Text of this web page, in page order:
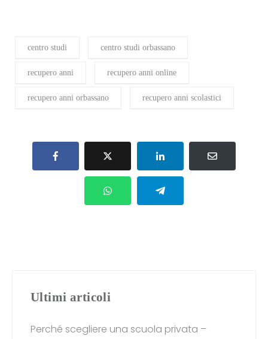
centro studi centro studi orbassano
recupero anni recupero anni online
recupero anni orbassano recupero anni scolastici
Ultimi articoli
Perché scegliere una scuola privata –